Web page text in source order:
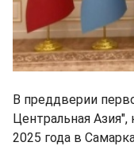
В преддверии
Центральная
2025 года в